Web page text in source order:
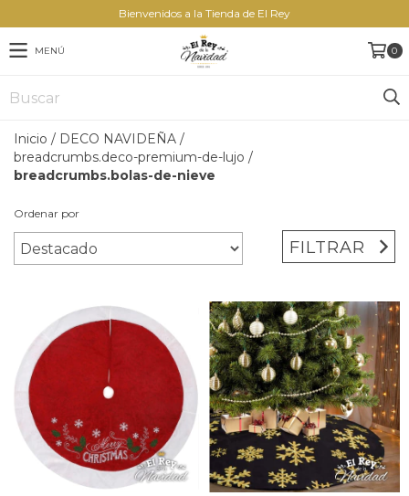
Bienvenidos a la Tienda de El Rey
MENÚ 0
Inicio / DECO NAVIDEÑA /
breadcrumbs.deco-premium-de-lujo /
breadcrumbs.bolas-de-nieve
Ordenar por
FILTRAR